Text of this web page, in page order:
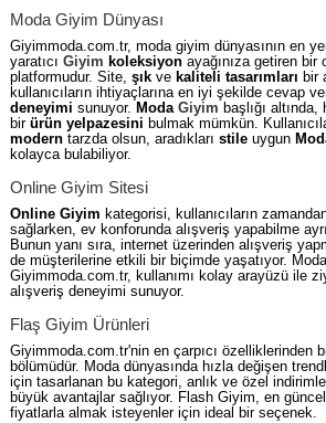
Moda Giyim Dünyası
Giyimmoda.com.tr, moda giyim dünyasının en
yaratıcı Giyim koleksiyon ayağınıza getiren bir
platformudur. Site, şıkve kaliteli tasarımları bir
kullanıcıların ihtiyaçlarına en iyi şekilde cevap
deneyimi sunuyor. Moda Giyim başlığı
bir ürün yelpazesini bulmak mümkün.
moderntarzda olsun, aradıkları stileuygun
kolayca bulabiliyor.
Online Giyim Sitesi
Online Giyim kategorisi, kullanıcıların
sağlarken, ev konforunda alışveriş yapabilme
Bunun yanı sıra, internet üzerinden alışveriş
de müşterilerine etkili bir biçimde yaşatıyor.
Giyimmoda.com.tr, kullanımı kolay arayüzü ile
alışveriş deneyimi sunuyor.
Flaş Giyim Ürünleri
Giyimmoda.com.tr'nin en çarpıcı özelliklerinden
bölümüdür. Moda dünyasında hızla değişen
için tasarlanan bu kategori, anlık ve özel
büyük avantajlar sağlıyor. Flash Giyim, en
fiyatlarla almak isteyenler için ideal bir seçenek.